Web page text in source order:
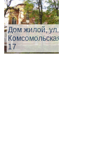
Дом жилой, ул.
Комсомольская,
17